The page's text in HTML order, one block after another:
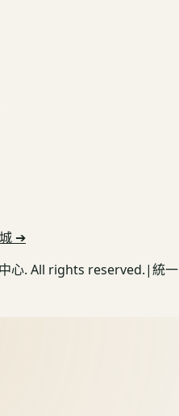
➔
心. All rights reserved.|統一